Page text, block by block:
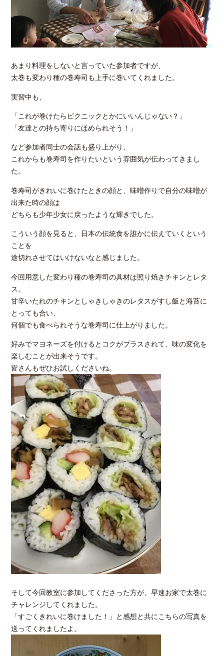
あまり料理をしないと言っていた参加者ですが、
太巻も変わり種の巻寿司も上手に巻いてくれました。
実習中も、
「これが巻けたらピクニックとかにいいんじゃない？」
「友達との持ち寄りにほめられそう！」
など参加者同士の会話も盛り上がり、
これからも巻寿司を作りたいという雰囲気が伝わってきまし
た。
巻寿司がきれいに巻けたときの顔と、味噌作りで自分の味噌が
出来た時の顔は
どちらも少年少女に戻ったような輝きでした。
こういう顔を見ると、日本の伝統食を誰かに伝えていくという
ことを
途切れさせてはいけないなと感じました。
今回用意した変わり種の巻寿司の具材は照り焼きチキンとレタ
ス。
甘辛いたれのチキンとしゃきしゃきのレタスがすし飯と海苔に
とっても合い、
何個でも食べられそうな巻寿司に仕上がりました。
好みでマヨネーズを付けるとコクがプラスされて、味の変化を
楽しむことが出来そうです。
皆さんもぜひお試しくださいね。
そして今回教室に参加してくださった方が、早速お家で太巻に
チャレンジしてくれました。
「すごくきれいに巻けました！」と感想と共にこちらの写真を
送ってくれましたよ。